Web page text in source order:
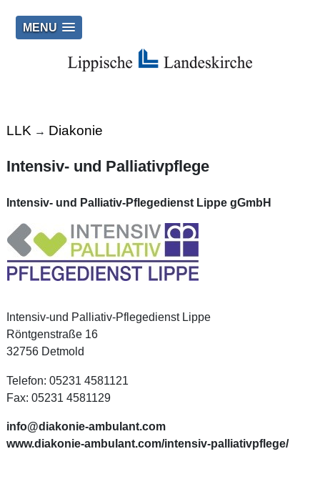
MENU
LLK → Diakonie
Intensiv- und Palliativpflege
Intensiv- und Palliativ-Pflegedienst Lippe gGmbH
Intensiv-und Palliativ-Pflegedienst Lippe
Röntgenstraße 16
32756 Detmold
Telefon: 05231 4581121
Fax: 05231 4581129
info@diakonie-ambulant.com
www.diakonie-ambulant.com/intensiv-palliativpflege/